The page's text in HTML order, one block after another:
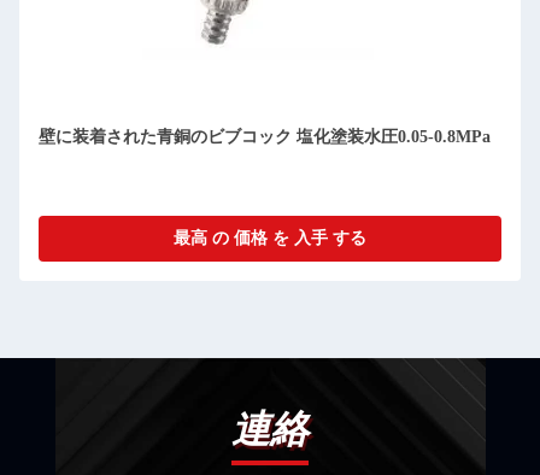
壁に装着された青銅のビブコック 塩化塗装水圧0.05-0.8MPa
最高 の 価格 を 入手 する
連絡